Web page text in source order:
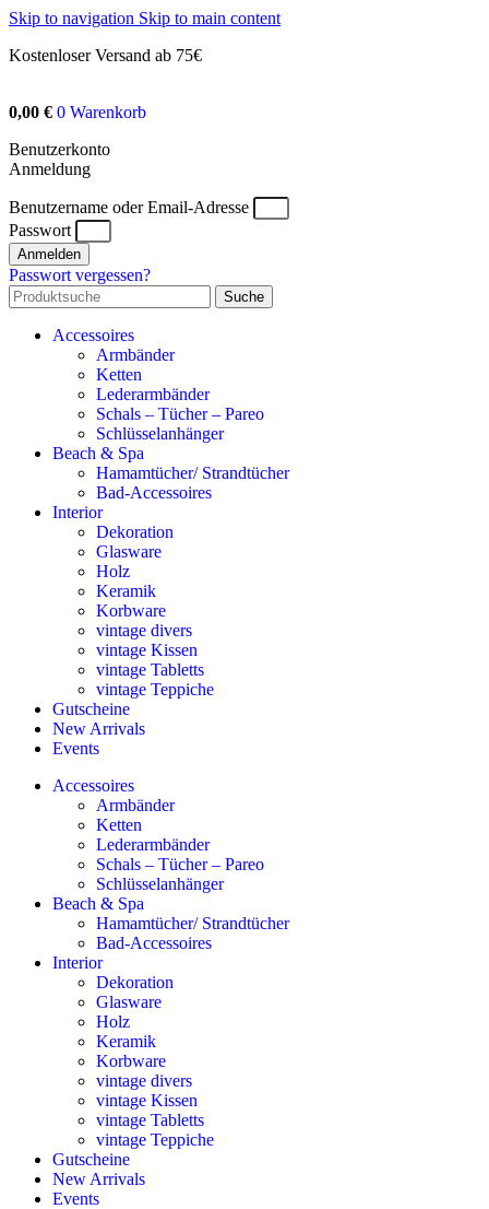
Skip to navigation Skip to main content
Kostenloser Versand ab 75€
0,00 € 0 Warenkorb
Benutzerkonto
Anmeldung
Benutzername oder Email-Adresse
Passwort
Anmelden
Passwort vergessen?
Suche
Accessoires
Armbänder
Ketten
Lederarmbänder
Schals – Tücher – Pareo
Schlüsselanhänger
Beach & Spa
Hamamtücher/ Strandtücher
Bad-Accessoires
Interior
Dekoration
Glasware
Holz
Keramik
Korbware
vintage divers
vintage Kissen
vintage Tabletts
vintage Teppiche
Gutscheine
New Arrivals
Events
Accessoires
Armbänder
Ketten
Lederarmbänder
Schals – Tücher – Pareo
Schlüsselanhänger
Beach & Spa
Hamamtücher/ Strandtücher
Bad-Accessoires
Interior
Dekoration
Glasware
Holz
Keramik
Korbware
vintage divers
vintage Kissen
vintage Tabletts
vintage Teppiche
Gutscheine
New Arrivals
Events